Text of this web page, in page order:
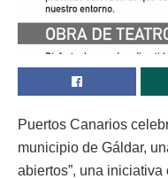
Puertos Canarios
municipio de Gáldar,
abiertos”, una